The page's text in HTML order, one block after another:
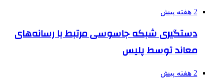
2 هفته پیش
دستگیری شبکه جاسوسی مرتبط با رسانه‌های
معاند توسط پلیس
2 هفته پیش